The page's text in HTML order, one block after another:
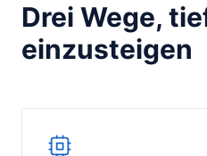
Drei Wege,
einzusteigen